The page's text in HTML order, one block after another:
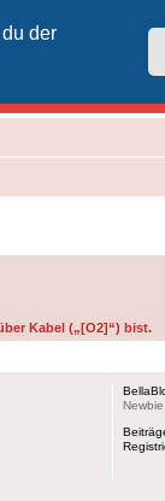
derVodafone-Kabel-
Kabel („[O2]“) bist.
Newbie